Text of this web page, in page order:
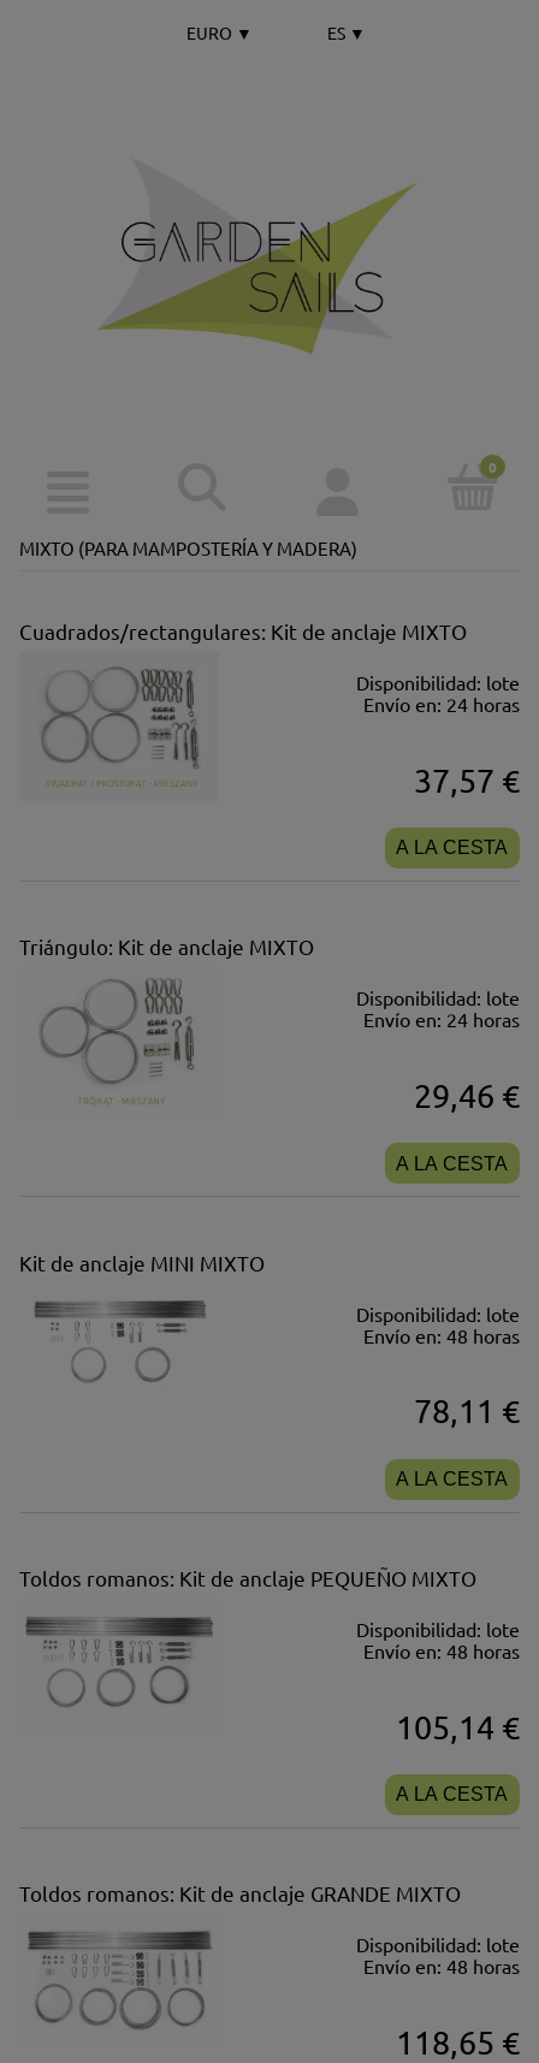
EURO ▼ ES ▼
MIXTO (PARA MAMPOSTERÍA Y MADERA)
Cuadrados/rectangulares: Kit de anclaje MIXTO
Disponibilidad: lote
Envío en: 24 horas
37,57 €
A LA CESTA
Triángulo: Kit de anclaje MIXTO
Disponibilidad: lote
Envío en: 24 horas
29,46 €
A LA CESTA
Kit de anclaje MINI MIXTO
Disponibilidad: lote
Envío en: 48 horas
78,11 €
A LA CESTA
Toldos romanos: Kit de anclaje PEQUEÑO MIXTO
Disponibilidad: lote
Envío en: 48 horas
105,14 €
A LA CESTA
Toldos romanos: Kit de anclaje GRANDE MIXTO
Disponibilidad: lote
Envío en: 48 horas
118,65 €